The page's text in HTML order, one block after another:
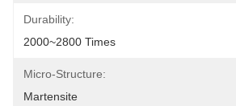
Durability:
2000~2800 Times
Micro-Structure:
Martensite